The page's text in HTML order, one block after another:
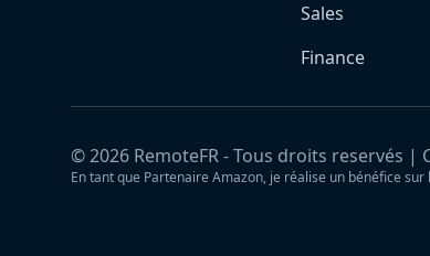
Sales
Finance
©2026 RemoteFR - Tous droits reservés |
En tant que Partenaire Amazon, je réalise un bénéfice